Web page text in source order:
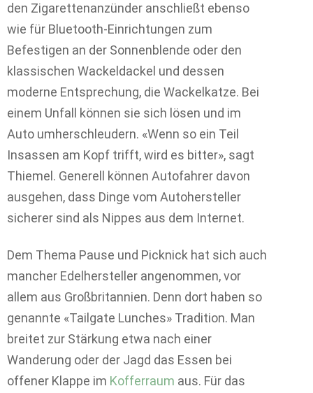
den Zigarettenanzünder anschließt ebenso
wie für Bluetooth-Einrichtungen zum
Befestigen an der Sonnenblende oder den
klassischen Wackeldackel und dessen
moderne Entsprechung, die Wackelkatze. Bei
einem Unfall können sie sich lösen und im
Auto umherschleudern. «Wenn so ein Teil
Insassen am Kopf trifft, wird es bitter», sagt
Thiemel. Generell können Autofahrer davon
ausgehen, dass Dinge vom Autohersteller
sicherer sind als Nippes aus dem Internet.
Dem Thema Pause und Picknick hat sich auch
mancher Edelhersteller angenommen, vor
allem aus Großbritannien. Denn dort haben so
genannte «Tailgate Lunches» Tradition. Man
breitet zur Stärkung etwa nach einer
Wanderung oder der Jagd das Essen bei
offener Klappe im Kofferraum aus. Für das